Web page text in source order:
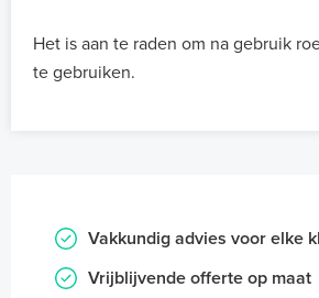
Het is aan te raden om na gebruik
te gebruiken.
Vakkundig advies voor elke
Vrijblijvende offerte op maat